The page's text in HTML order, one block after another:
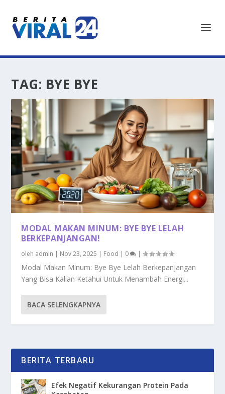
TAG: BYE BYE
MODAL MAKAN MINUM: BYE BYE LELAH
BERKEPANJANGAN!
oleh admin | Nov 23, 2025 | Food | 0 |
Modal Makan Minum: Bye Bye Lelah Berkepanjangan
Yang Bisa Kalian Ketahui Untuk Menambah Energi...
BACA SELENGKAPNYA
BERITA TERBARU
Efek Negatif Kekurangan Protein Pada